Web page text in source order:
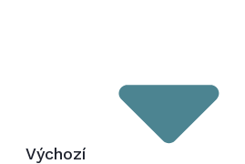
Výchozí